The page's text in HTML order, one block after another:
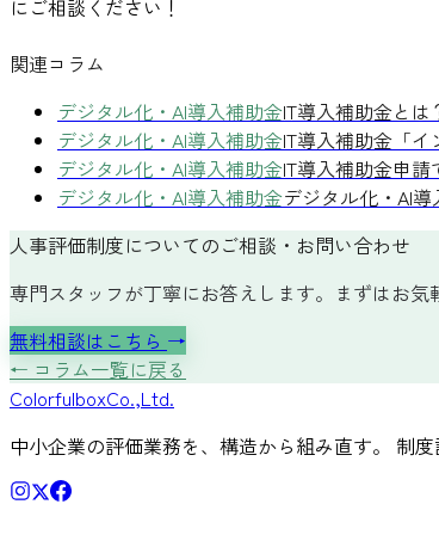
にご相談ください！
関連コラム
デジタル化・AI導入補助金IT導入補助金と
デジタル化・AI導入補助金IT導入補助金「
デジタル化・AI導入補助金IT導入補助金申
デジタル化・AI導入補助金デジタル化・AI
人事評価制度についてのご相談・お問い合わせ
専門スタッフが丁寧にお答えします。まずはお気
無料相談はこちら →
← コラム一覧に戻る
ColorfulboxCo.,Ltd.
中小企業の評価業務を、構造から組み直す。 制